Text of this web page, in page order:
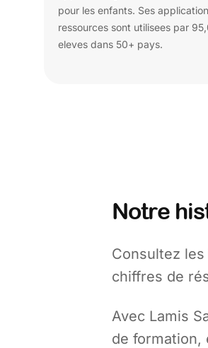
pour les enfants. Ses
ressources sont utilisees par
eleves dans 50+ pays.
Notre
Consultez
chiffres de
Avec Lamis
de formation,